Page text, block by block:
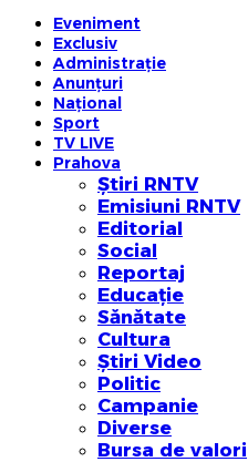
Eveniment
Exclusiv
Administrație
Anunțuri
Național
Sport
TV LIVE
Prahova
Știri RNTV
Emisiuni RNTV
Editorial
Social
Reportaj
Educație
Sănătate
Cultura
Știri Video
Politic
Campanie
Diverse
Bursa de valori